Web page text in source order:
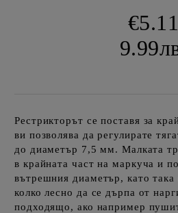
€5.11
Рестрикторът се поставя за
ви позволява да регулирате
до диаметър 7,5 мм. Малката
в крайната част на маркуча и
вътрешния диаметър, като така
колко лесно да се дърпа от
подходящо, ако например